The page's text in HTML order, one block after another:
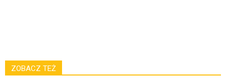
ZOBACZ TEŻ